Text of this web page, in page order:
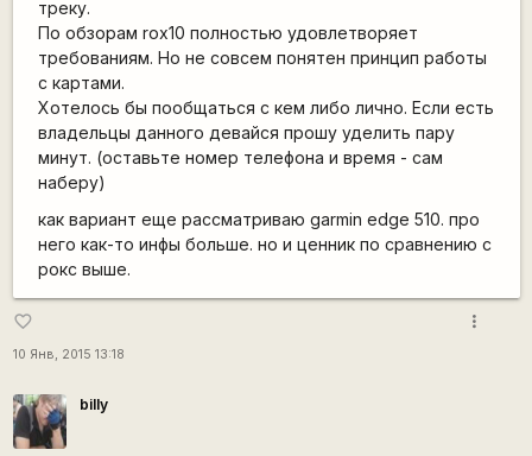
треку.
По обзорам rox10 полностью удовлетворяет
требованиям. Но не совсем понятен принцип работы
с картами.
Хотелось бы пообщаться с кем либо лично. Если есть
владельцы данного девайся прошу уделить пару
минут. (оставьте номер телефона и время - сам
наберу)
как вариант еще рассматриваю garmin edge 510. про
него как-то инфы больше. но и ценник по сравнению с
рокс выше.
favorite_border
10 Янв, 2015 13:18
more_vert
billy